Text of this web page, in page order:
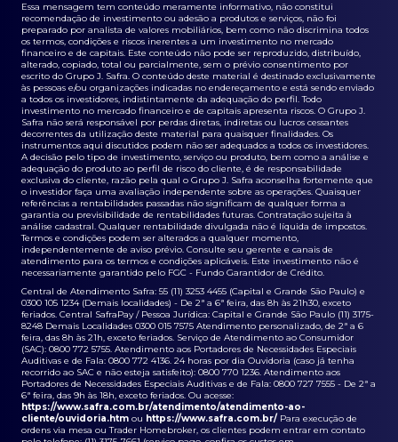
Essa mensagem tem conteúdo meramente informativo, não constitui
recomendação de investimento ou adesão a produtos e serviços, não foi
preparado por analista de valores mobiliários, bem como não discrimina todos
os termos, condições e riscos inerentes a um investimento no mercado
financeiro e de capitais. Este conteúdo não pode ser reproduzido, distribuído,
alterado, copiado, total ou parcialmente, sem o prévio consentimento por
escrito do Grupo J. Safra. O conteúdo deste material é destinado exclusivamente
às pessoas e/ou organizações indicadas no endereçamento e está sendo enviado
a todos os investidores, indistintamente da adequação do perfil. Todo
investimento no mercado financeiro e de capitais apresenta riscos. O Grupo J.
Safra não será responsável por perdas diretas, indiretas ou lucros cessantes
decorrentes da utilização deste material para quaisquer finalidades. Os
instrumentos aqui discutidos podem não ser adequados a todos os investidores.
A decisão pelo tipo de investimento, serviço ou produto, bem como a análise e
adequação do produto ao perfil de risco do cliente, é de responsabilidade
exclusiva do cliente, razão pela qual o Grupo J. Safra aconselha fortemente que
o investidor faça uma avaliação independente sobre as operações. Quaisquer
referências a rentabilidades passadas não significam de qualquer forma a
garantia ou previsibilidade de rentabilidades futuras. Contratação sujeita à
análise cadastral. Qualquer rentabilidade divulgada não é líquida de impostos.
Termos e condições podem ser alterados a qualquer momento,
independentemente de aviso prévio. Consulte seu gerente e canais de
atendimento para os termos e condições aplicáveis. Este investimento não é
necessariamente garantido pelo FGC - Fundo Garantidor de Crédito.
Central de Atendimento Safra: 55 (11) 3253 4455 (Capital e Grande São Paulo) e
0300 105 1234 (Demais localidades) - De 2ª a 6ª feira, das 8h às 21h30, exceto
feriados. Central SafraPay / Pessoa Jurídica: Capital e Grande São Paulo (11) 3175-
8248 Demais Localidades 0300 015 7575 Atendimento personalizado, de 2ª a 6
feira, das 8h às 21h, exceto feriados. Serviço de Atendimento ao Consumidor
(SAC): 0800 772 5755. Atendimento aos Portadores de Necessidades Especiais
Auditivas e de Fala: 0800 772 4136. 24 horas por dia Ouvidoria (caso já tenha
recorrido ao SAC e não esteja satisfeito): 0800 770 1236. Atendimento aos
Portadores de Necessidades Especiais Auditivas e de Fala: 0800 727 7555 - De 2ª a
6ª feira, das 9h às 18h, exceto feriados. Ou acesse:
https://www.safra.com.br/atendimento/atendimento-ao-
cliente/ouvidoria.htm ou https://www.safra.com.br/ Para execução de
ordens via mesa ou Trader Homebroker, os clientes podem entrar em contato